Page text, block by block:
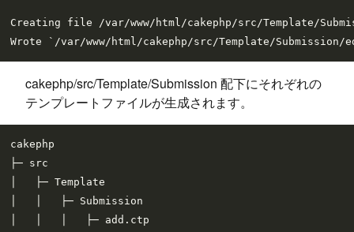
Creating file /var/www/html/cakephp/src/Template/
cakephp/src/Template/Submission 配下にそれぞれの
テンプレートファイルが生成されます。
cakephp
├─ src
│   ├─ Template
│   │   ├─ Submission
│   │   │   ├─ add.ctp